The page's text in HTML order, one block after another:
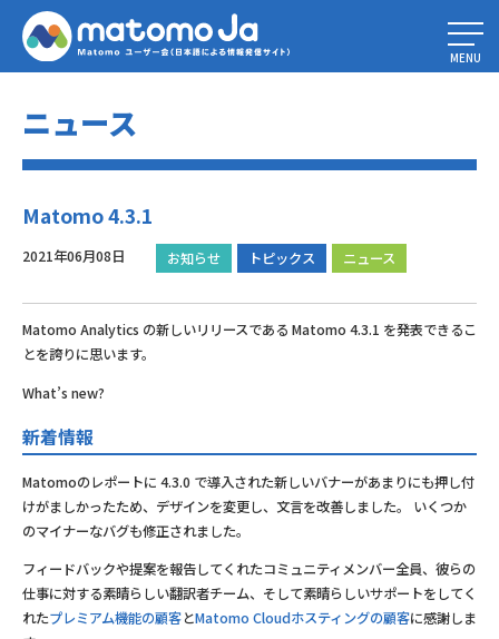
Home»
MENU
ニュース
Matomo 4.3.1
2021年06月08日 お知らせ トピックス ニュース
Matomo Analytics の新しいリリースである Matomo 4.3.1 を発表できるこ
とを誇りに思います。
What’s new?
新着情報
Matomoのレポートに 4.3.0 で導入された新しいバナーがあまりにも押し付
けがましかったため、デザインを変更し、文言を改善しました。 いくつか
のマイナーなバグも修正されました。
フィードバックや提案を報告してくれたコミュニティメンバー全員、彼らの
仕事に対する素晴らしい翻訳者チーム、そして素晴らしいサポートをしてく
れたプレミアム機能の顧客とMatomo Cloudホスティングの顧客に感謝しま